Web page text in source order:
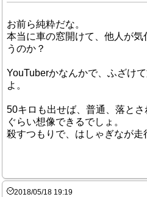
お前ら純粋だな。
本当に車の窓開けて、他人が
うのか？
YouTuberかなんかで、ふざけ
よ。
50キロも出せば、普通、落とさ
ぐらい想像できるでしょ。
殺すつもりで、はしゃぎなが走
2018/05/18 19:19